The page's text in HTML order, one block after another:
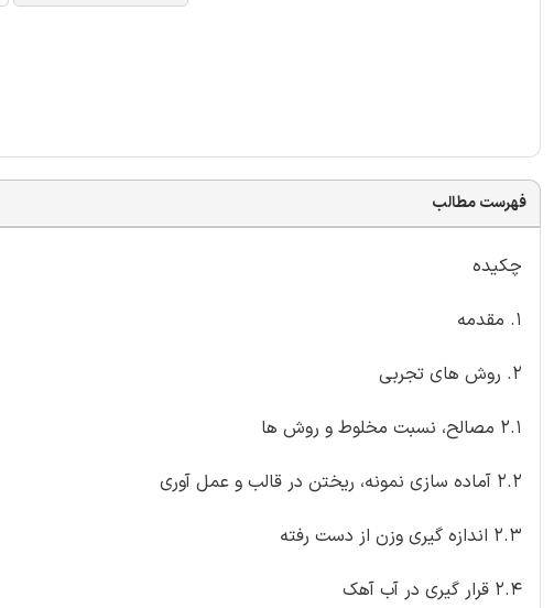
فهرست مطالب
چکیده
1. مقدمه
2. روش های تجربی
2.1 مصالح، نسبت مخلوط و روش ها
2.2 آماده سازی نمونه، ریختن در قالب و عمل آوری
2.3 اندازه گیری وزن از دست رفته
2.4 قرار گیری در آب آهک